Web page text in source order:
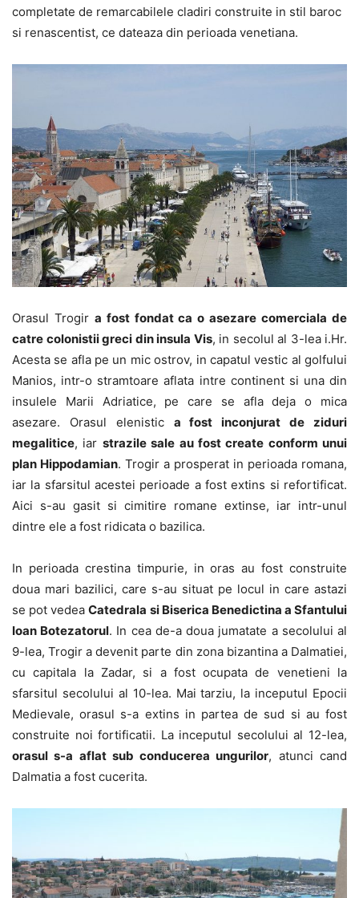
completate de remarcabilele cladiri construite in stil baroc
si renascentist, ce dateaza din perioada venetiana.
Orasul Trogir a fost fondat ca o asezare comerciala de
catre colonistii greci din insula Vis, in secolul al 3-lea i.Hr.
Acesta se afla pe un mic ostrov, in capatul vestic al golfului
Manios, intr-o stramtoare aflata intre continent si una din
insulele Marii Adriatice, pe care se afla deja o mica
asezare. Orasul elenistic a fost inconjurat de ziduri
megalitice, iar strazile sale au fost create conform unui
plan Hippodamian. Trogir a prosperat in perioada romana,
iar la sfarsitul acestei perioade a fost extins si refortificat.
Aici s-au gasit si cimitire romane extinse, iar intr-unul
dintre ele a fost ridicata o bazilica.
In perioada crestina timpurie, in oras au fost construite
doua mari bazilici, care s-au situat pe locul in care astazi
se pot vedeaCatedrala si Biserica Benedictina a Sfantului
Ioan Botezatorul. In cea de-a doua jumatate a secolului al
9-lea, Trogir a devenit parte din zona bizantina a Dalmatiei,
cu capitala la Zadar, si a fost ocupata de venetieni la
sfarsitul secolului al 10-lea. Mai tarziu, la inceputul Epocii
Medievale, orasul s-a extins in partea de sud si au fost
construite noi fortificatii. La inceputul secolului al 12-lea,
orasul s-a aflat sub conducerea ungurilor, atunci cand
Dalmatia a fost cucerita.